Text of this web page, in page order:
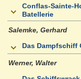
Conflas-Sainte-
Batellerie
Salemke, Gerhard
Das Dampfschiff
Werner, Walter